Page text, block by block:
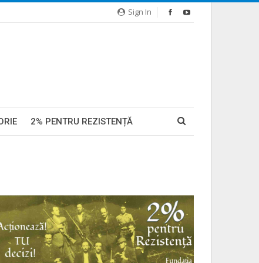
Sign In
2% PENTRU REZISTENȚĂ